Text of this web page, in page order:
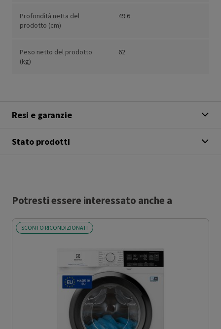
Profondità netta del
prodotto (cm)
49.6
Peso netto del prodotto
(kg)
62
Resi e garanzie
Stato prodotti
Potresti essere interessato anche a
SCONTO RICONDIZIONATI